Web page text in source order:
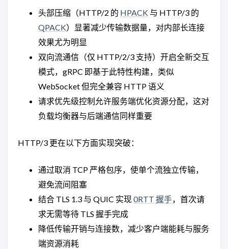
头部压缩（HTTP/2 的 HPACK 与 HTTP/3 的
QPACK）显著减少传输数据量，对内部长连接
效果尤为明显
双向流通信（仅 HTTP/2/3 支持）开启全新交互
模式，gRPC 即基于此特性构建，类似
WebSocket 但完全兼容 HTTP 语义
请求优先级控制允许服务端优化资源分配，这对
负载均衡器与后端通信同样重要
HTTP/3 更在以下方面实现突破：
通过取消 TCP 严格包序，使单个流独立传输，
避免流间阻塞
结合 TLS 1.3 与 QUIC 实现 0RTT 握手，首次请
求无需等待 TLS 握手完成
降低传输开销与连接数，减少客户端能耗与服务
端资源消耗